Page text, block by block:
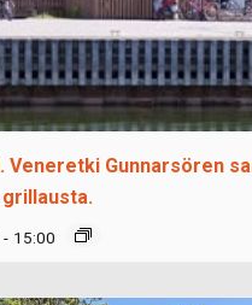
Veneretki Gunnarsören
- 15:00